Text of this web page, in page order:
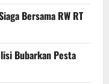
Bersama RW RT
Bubarkan Pesta